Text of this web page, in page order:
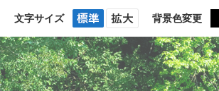
文字サイズ 背景色変更